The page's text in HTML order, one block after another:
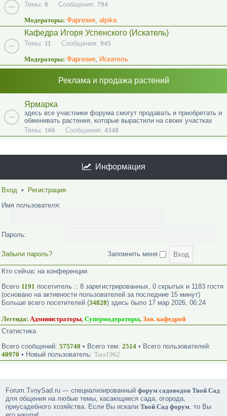
Темы: 8 Сообщения: 794
Модераторы: Фаргезия, alpika
Кафедра Игоря Успенского (Искатель)
Темы: 11 Сообщения: 945
Модераторы: Фаргезия, Искатель
Реклама и продажа растений
Ярмарка
здесь все участники форума смогут продавать и приобретать и
обменивать растения, которые вырастили на своих участках
Темы: 166 Сообщения: 4348
Информация
Вход •
Регистрация
Имя пользователя:
Пароль:
Забыли пароль? Запомнить меня
Кто сейчас на конференции
Всего 1191 посетитель :: 8 зарегистрированных, 0 скрытых и 1183 гостя
(основано на активности пользователей за последние 15 минут)
Больше всего посетителей (34828) здесь было 17 мар 2026, 06:24
Легенда: Администраторы, Супермодераторы, Зав. кафедрой
Статистика
Всего сообщений: 575740 • Всего тем: 2514 • Всего пользователей:
40970 • Новый пользователь: Tata1962
Forum.TvoySad.ru — специализированныйфорум садоводов Твой Сад
для общения на любые темы, касающиеся сада, огорода,
приусадебного хозяйства. Если Вы искалиТвой Сад форум, то Вы